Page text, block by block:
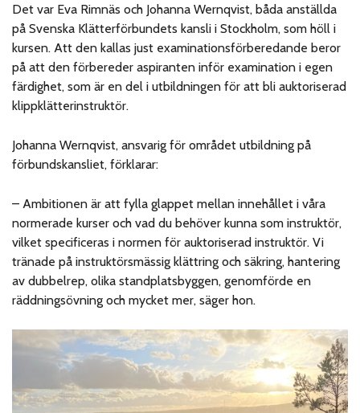
Det var Eva Rimnäs och Johanna Wernqvist, båda anställda
på Svenska Klätterförbundets kansli i Stockholm, som höll i
kursen. Att den kallas just examinationsförberedande beror
på att den förbereder aspiranten inför examination i egen
färdighet, som är en del i utbildningen för att bli auktoriserad
klippklätterinstruktör.
Johanna Wernqvist, ansvarig för området utbildning på
förbundskansliet, förklarar:
– Ambitionen är att fylla glappet mellan innehållet i våra
normerade kurser och vad du behöver kunna som instruktör,
vilket specificeras i normen för auktoriserad instruktör. Vi
tränade på instruktörsmässig klättring och säkring, hantering
av dubbelrep, olika standplatsbyggen, genomförde en
räddningsövning och mycket mer, säger hon.